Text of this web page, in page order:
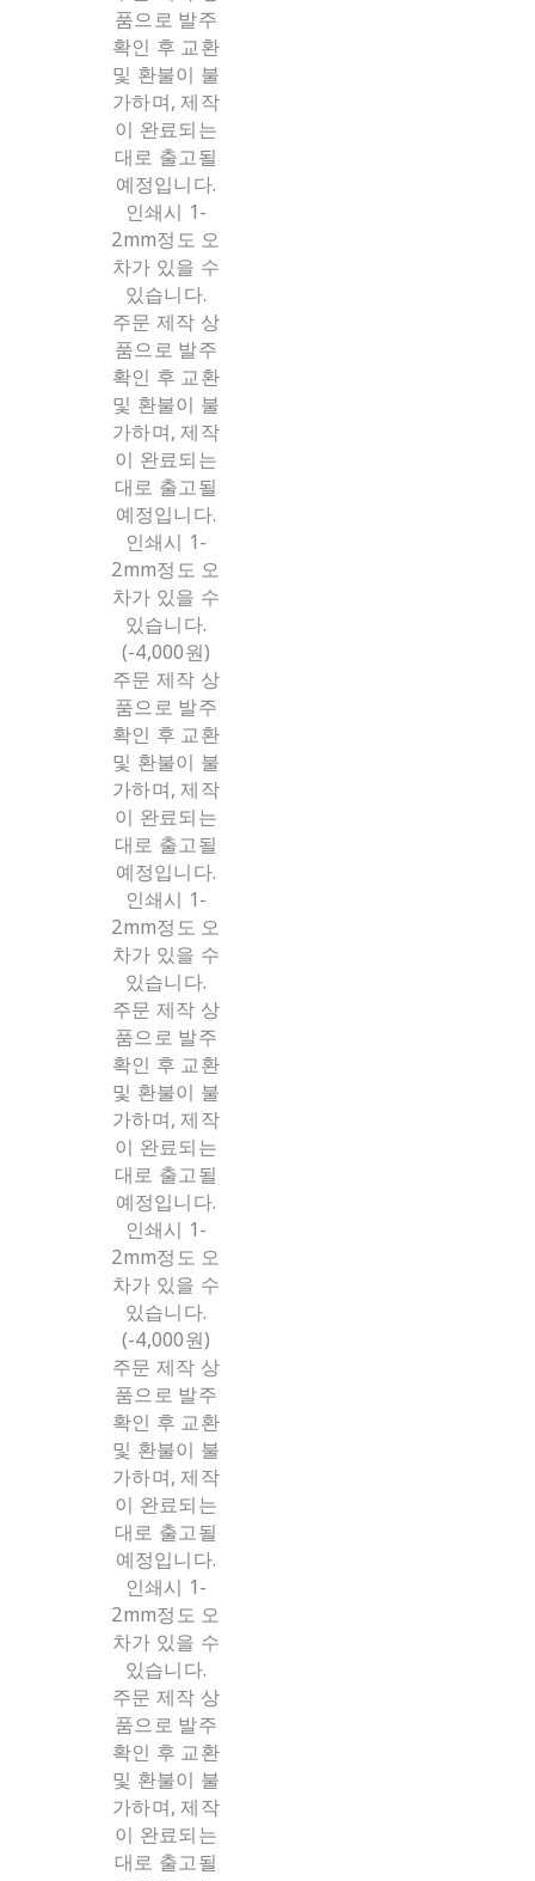
품으로 발주
확인 후 교환
및 환불이 불
가하며, 제작
이 완료되는
대로 출고될
예정입니다.
인쇄시 1-
2mm정도 오
차가 있을 수
있습니다.
주문 제작 상
품으로 발주
확인 후 교환
및 환불이 불
가하며, 제작
이 완료되는
대로 출고될
예정입니다.
인쇄시 1-
2mm정도 오
차가 있을 수
있습니다.
(-4,000원)
주문 제작 상
품으로 발주
확인 후 교환
및 환불이 불
가하며, 제작
이 완료되는
대로 출고될
예정입니다.
인쇄시 1-
2mm정도 오
차가 있을 수
있습니다.
주문 제작 상
품으로 발주
확인 후 교환
및 환불이 불
가하며, 제작
이 완료되는
대로 출고될
예정입니다.
인쇄시 1-
2mm정도 오
차가 있을 수
있습니다.
(-4,000원)
주문 제작 상
품으로 발주
확인 후 교환
및 환불이 불
가하며, 제작
이 완료되는
대로 출고될
예정입니다.
인쇄시 1-
2mm정도 오
차가 있을 수
있습니다.
주문 제작 상
품으로 발주
확인 후 교환
및 환불이 불
가하며, 제작
이 완료되는
대로 출고될